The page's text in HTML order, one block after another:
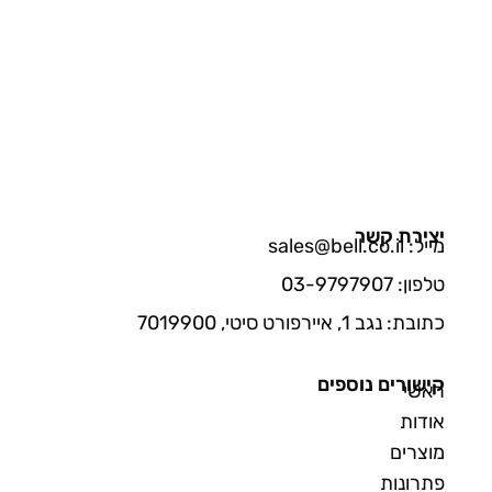
קישורים נוספים
ראשי
אודות
מוצרים
פתרונות
יצירת קשר
מייל: sales@bell.co.il
טלפון: 03-9797907
כתובת: נגב 1, איירפורט סיטי, 7019900